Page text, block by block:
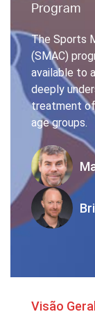
Program
The Sports
(SMAC)
available to
deeply
treatment of
age groups.
Visão Geral